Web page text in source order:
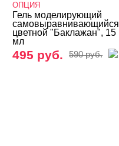
ОПЦИЯ
Гель моделирующий
самовыравнивающийся
цветной "Баклажан", 15
мл
495 руб. 590 руб.